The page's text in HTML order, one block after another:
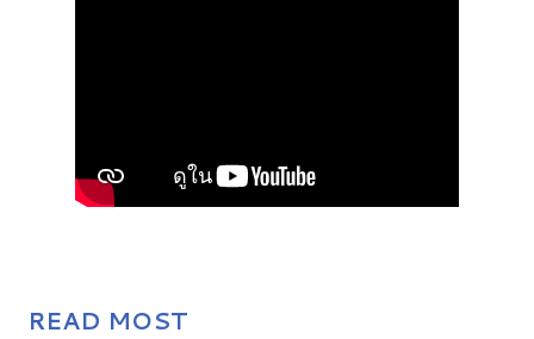
READ MOST